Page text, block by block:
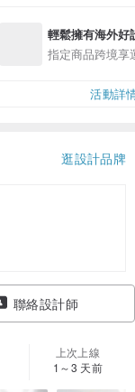
輕鬆擁有海外好
指定商品跨境享
活動詳
逛設計品牌
聯絡設計師
上次上線
1～3 天前